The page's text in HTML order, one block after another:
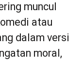
muncul
atau
dalam versi
moral,